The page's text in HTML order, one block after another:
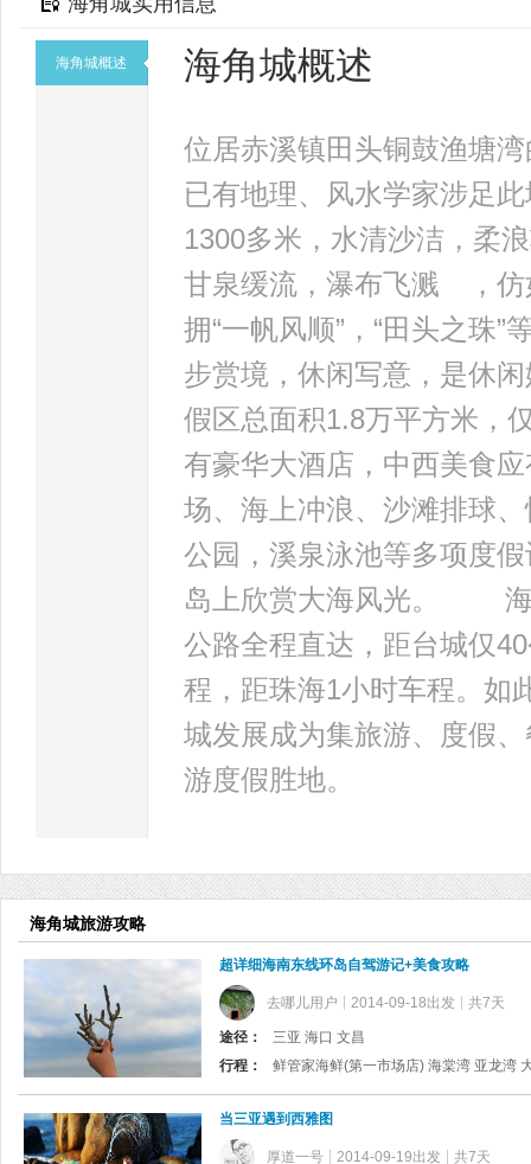
海角城概述 海角城概述
位居赤溪镇田头铜鼓渔塘
已有地理、风水学家涉足
1300多米，水清沙洁，柔
甘泉缓流，瀑布飞溅 ，仿
拥“一帆风顺”，“田头之珠
步赏境，休闲写意，是
假区总面积1.8万平方米，
有豪华大酒店，中西美食
场、海上冲浪、沙滩排球
公园，溪泉泳池等多项度
岛上欣赏大海风光。 海
公路全程直达，距台城仅
程，距珠海1小时车程。如
城发展成为集旅游、度假
游度假胜地。
海角城旅游攻略
超详细海南东线环岛自驾游记+美食攻略
去哪儿用户 2014-09-18出发 共7天
途径：
三亚 海口 文昌
行程：
当三亚遇到西雅图
厚道一号 2014-09-19出发 共7天